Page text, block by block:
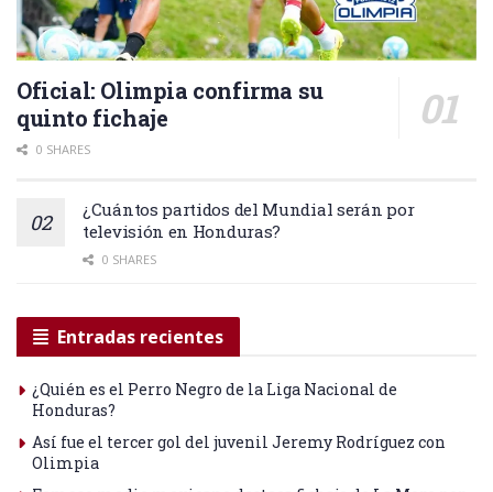
Oficial: Olimpia confirma su
quinto fichaje
0 SHARES
¿Cuántos partidos del Mundial serán por
televisión en Honduras?
0 SHARES
Entradas recientes
¿Quién es el Perro Negro de la Liga Nacional de
Honduras?
Así fue el tercer gol del juvenil Jeremy Rodríguez con
Olimpia